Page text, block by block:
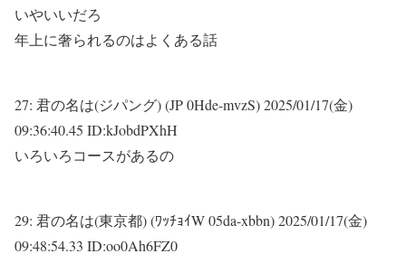
いやいいだろ
年上に奢られるのはよくある話
27: 君の名は(ジパング) (JP 0Hde-mvzS)2025/01/17(金)
09:36:40.45 ID:kJobdPXhH
いろいろコースがあるの
29: 君の名は(東京都) (ﾜｯﾁｮｲW 05da-xbbn)2025/01/17(金)
09:48:54.33 ID:oo0Ah6FZ0